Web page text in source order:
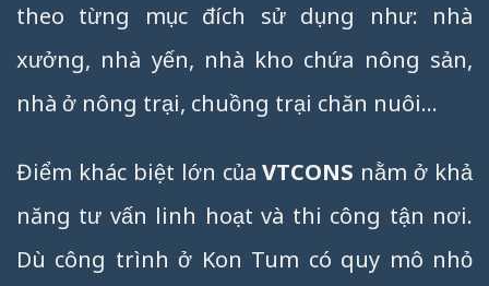
theo từng mục đích sử dụng như: nhà
xưởng, nhà yến, nhà kho chứa nông sản,
nhà ở nông trại, chuồng trại chăn nuôi…
Điểm khác biệt lớn củaVTCONS nằm ở khả
năng tư vấn linh hoạt và thi công tận nơi.
Dù công trình ở Kon Tum có quy mô nhỏ